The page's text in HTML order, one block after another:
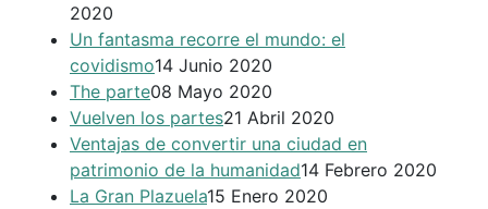
2020
Un fantasma recorre el mundo: el
covidismo14 Junio 2020
The parte08 Mayo 2020
Vuelven los partes21 Abril 2020
Ventajas de convertir una ciudad en
patrimonio de la humanidad14 Febrero 2020
La Gran Plazuela15 Enero 2020